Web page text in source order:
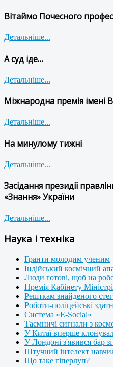
Вітаймо Почесного
Детальніше...
А суд іде…
Детальніше...
Міжнародна премія
Детальніше...
На минулому тижні
Детальніше...
Засідання президії
«Знання» України
Детальніше...
Наука і техніка
Гранти молодим ученим
Індійський космічний
Люди готові, щоб на
Премія Кабінету
Решткам знайденого
Роботи-поліцейські
Система «E-Social»
Таємничі сигнали з
У Китаї вперше
У Лондоні з'явився бар
Штучний інтелект
Що таке гіперлуп?